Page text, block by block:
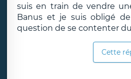
suis en train de vendre
Banus et je suis obligé
question de se contenter
Cette